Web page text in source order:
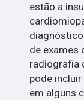
estão a
de exames
radiografia
pode
em alguns